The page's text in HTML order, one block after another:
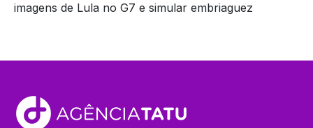
imagens de Lula no G7 e simular embriaguez